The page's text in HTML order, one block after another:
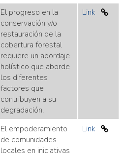
El progreso en la
conservación y/o
restauración de la
cobertura forestal
requiere un abordaje
holístico que aborde
los diferentes
factores que
contribuyen a su
degradación.
Link
El empoderamiento
de comunidades
locales en iniciativas
Link